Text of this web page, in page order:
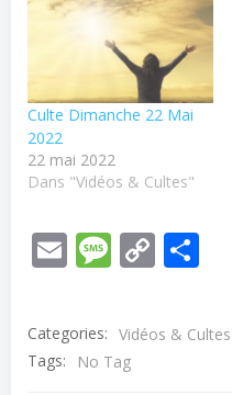
de louanges. Vous pouvez
contacter le pasteur ou
consulter nos autres
ressources disponibles
sur notre…
Culte Dimanche 22 Mai
2022
22 mai 2022
Dans "Vidéos & Cultes"
EmailMessage
Copy
Link
Categories: Vidéos & Cultes
Tags:
No Tag